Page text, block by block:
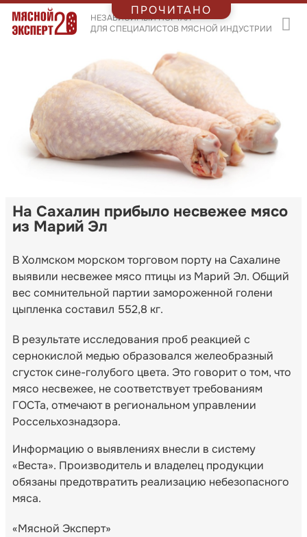
НЕЗАВИСИМЫЙ ПОРТАЛ
ДЛЯ СПЕЦИАЛИСТОВ МЯСНОЙ ИНДУСТРИИ
На Сахалин прибыло несвежее мясо
из Марий Эл
В Холмском морском торговом порту на Сахалине
выявили несвежее мясо птицы из Марий Эл. Общий
вес сомнительной партии замороженной голени
цыпленка составил 552,8 кг.
В результате исследования проб реакцией с
сернокислой медью образовался желеобразный
сгусток сине-голубого цвета. Это говорит о том, что
мясо несвежее, не соответствует требованиям
ГОСТа, отмечают в региональном управлении
Россельхознадзора.
Информацию о выявлениях внесли в систему
«Веста». Производитель и владелец продукции
обязаны предотвратить реализацию небезопасного
мяса.
«Мясной Эксперт»
ПРОЧИТАНО